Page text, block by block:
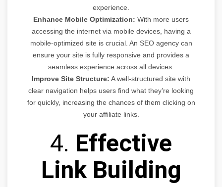
experience.
Enhance Mobile Optimization: With more users
accessing the internet via mobile devices, having a
mobile-optimized site is crucial. An SEO agency can
ensure your site is fully responsive and provides a
seamless experience across all devices.
Improve Site Structure: A well-structured site with
clear navigation helps users find what they’re looking
for quickly, increasing the chances of them clicking on
your affiliate links.
4. Effective
Link Building